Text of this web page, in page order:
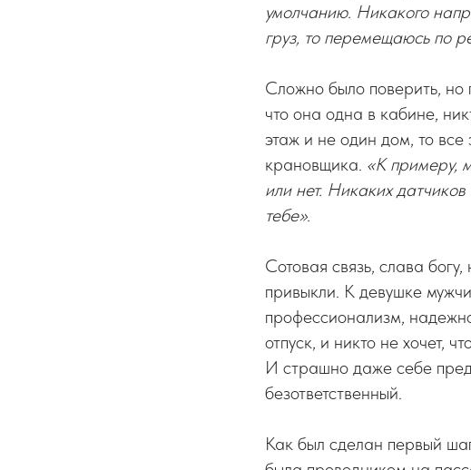
умолчанию. Никакого
груз, то перемещаюсь по
Сложно было поверить, но
что она одна в кабине,
этаж и не один дом, то все
крановщика. «К примеру,
или нет. Никаких
тебе».
Сотовая связь, слава
привыкли. К девушке
профессионализм,
отпуск, и никто не хочет,
И страшно даже себе
безответственный.
Как был сделан первый